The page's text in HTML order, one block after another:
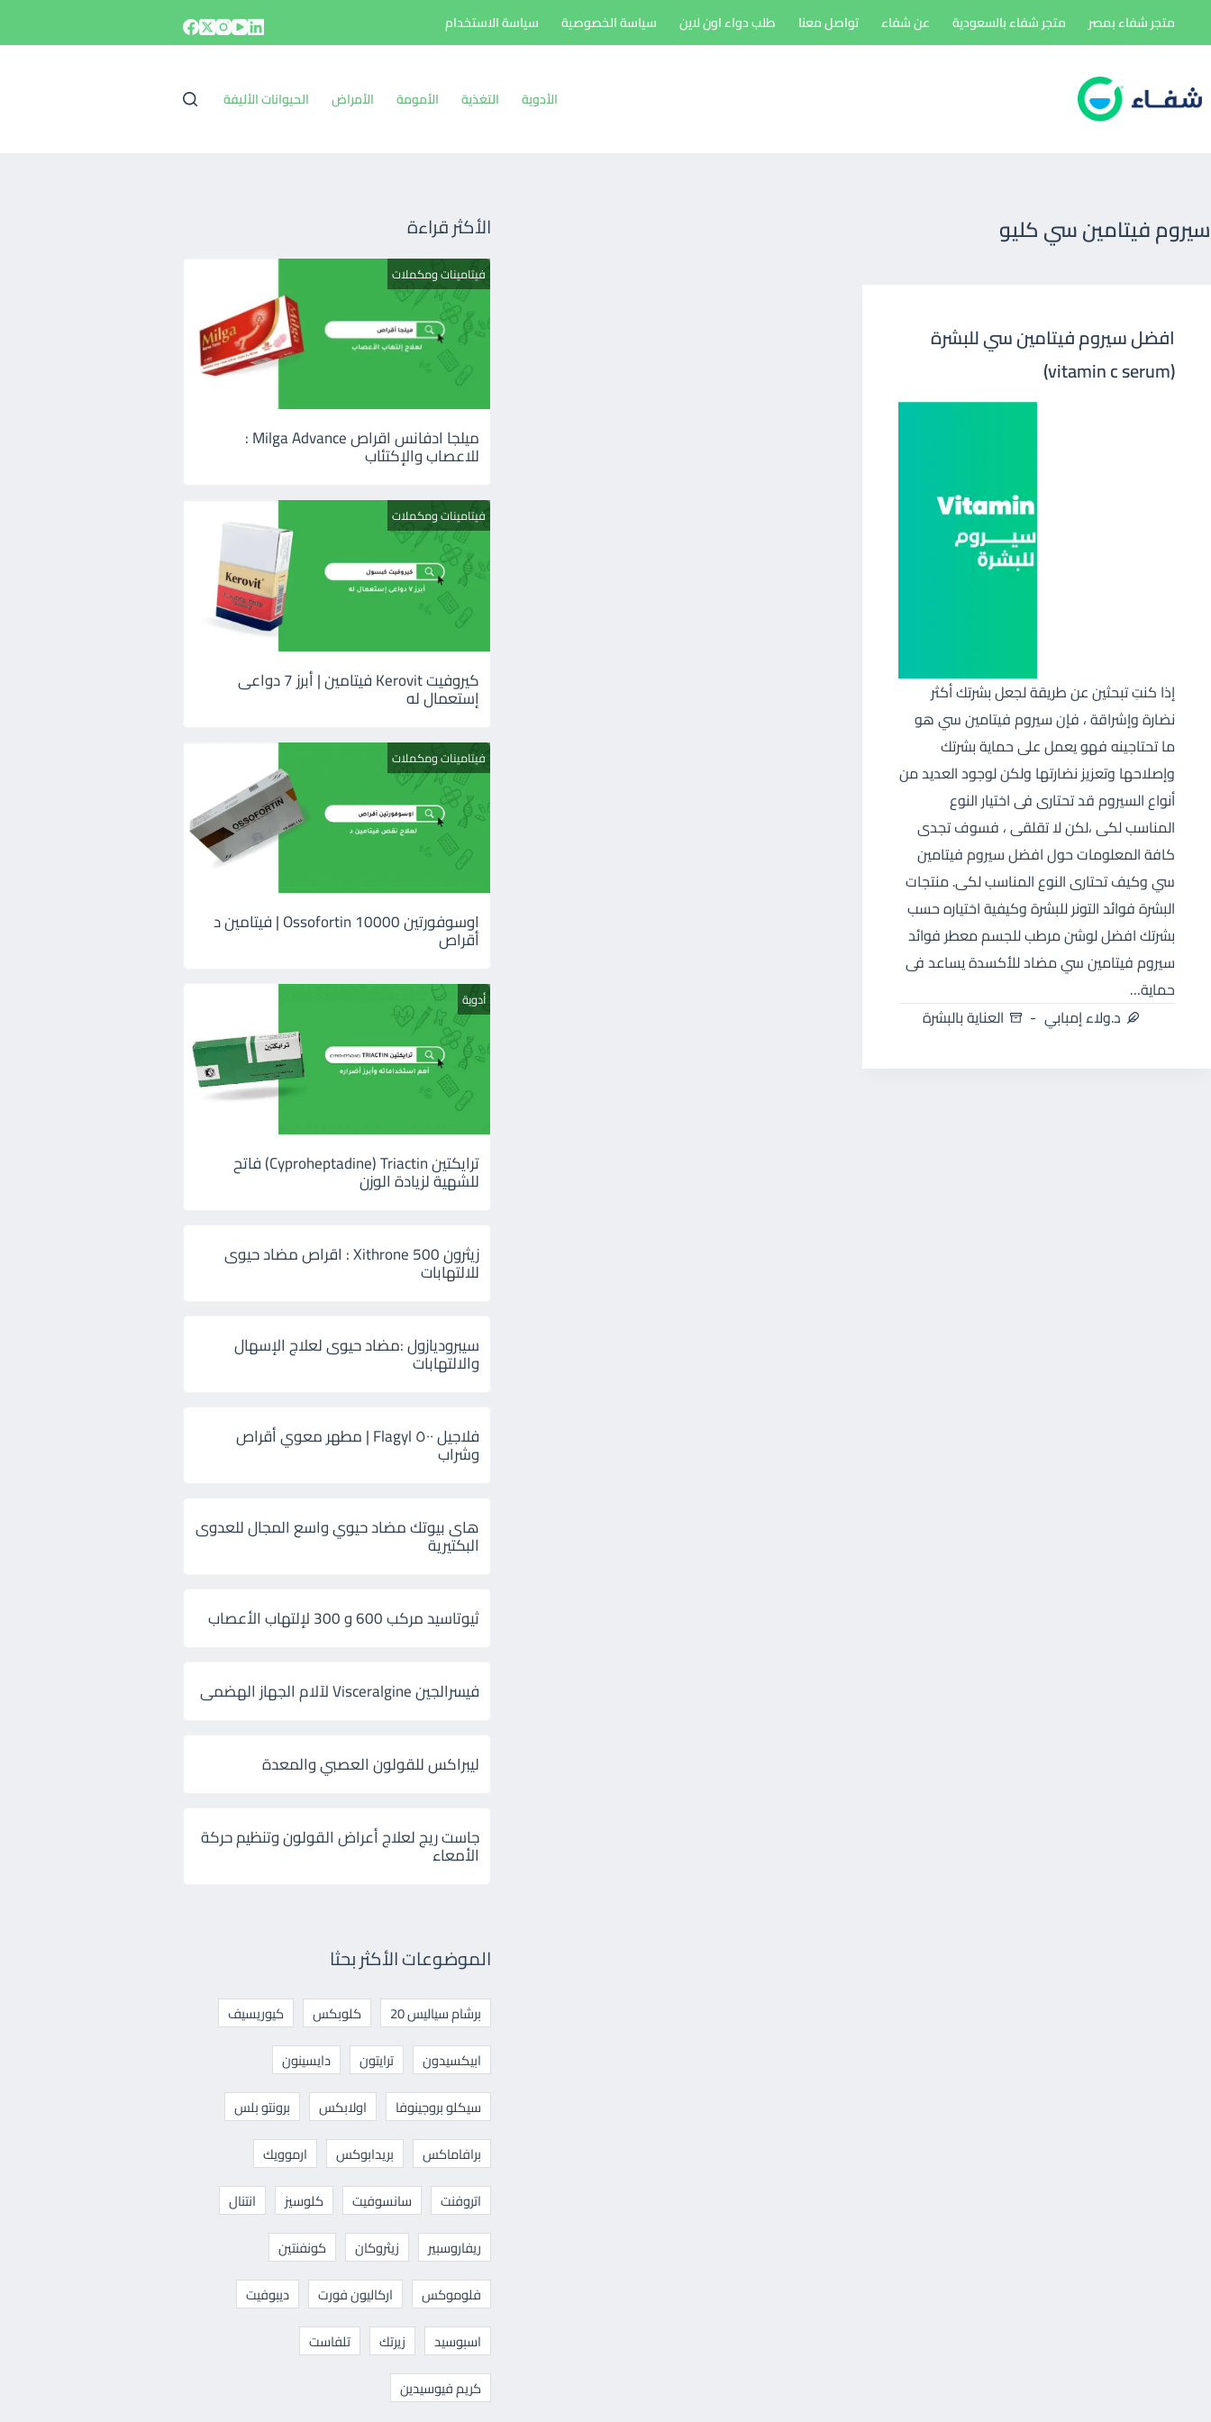
إلى
متجر شفاء بمصر متجر شفاء بالسعودية عن شفاء تواصل معنا طلب دواء اون لاين سياسة الخصوصية سياسة الاستخدام
الأدوية التغذية الأمومة الأمراض الحيوانات الأليفة
سيروم فيتامين سي كليو
افضل سيروم فيتامين سي للبشرة
(vitamin c serum)
إذا كنتِ تبحثين عن طريقة لجعل بشرتك أكثر
نضارة وإشراقة ، فإن سيروم فيتامين سي هو
ما تحتاجينه فهو يعمل على حماية بشرتك
وإصلاحها وتعزيز نضارتها ولكن لوجود العديد من
أنواع السيروم قد تحتارى فى اختيار النوع
المناسب لكى ،لكن لا تقلقى ، فسوف تجدى
كافة المعلومات حول افضل سيروم فيتامين
سي وكيف تحتارى النوع المناسب لكى. منتجات
البشرة فوائد التونر للبشرة وكيفية اختياره حسب
بشرتك افضل لوشن مرطب للجسم معطر فوائد
سيروم فيتامين سي مضاد للأكسدة يساعد فى
حماية…
د.ولاء إمبابي
العناية بالبشرة
الأكثر قراءة
فيتامينات ومكملات
ميلجا ادفانس اقراص Milga Advance :
للاعصاب والإكتئاب
فيتامينات ومكملات
كيروفيت Kerovit فيتامين | أبرز 7 دواعى
إستعمال له
فيتامينات ومكملات
اوسوفورتين 10000 Ossofortin | فيتامين د
أقراص
أدوية
ترايكتين Cyproheptadine) Triactin) فاتح
للشهية لزيادة الوزن
زيثرون 500 Xithrone : اقراص مضاد حيوى
للالتهابات
سيبروديازول :مضاد حيوى لعلاج الإسهال
والالتهابات
فلاجيل ٥٠٠ Flagyl | مطهر معوي أقراص
وشراب
هاى بيوتك مضاد حيوي واسع المجال للعدوى
البكتيرية
ثيوتاسيد مركب 600 و 300 لإلتهاب الأعصاب
فيسرالجين Visceralgine لآلام الجهاز الهضمى
ليبراكس للقولون العصبي والمعدة
جاست ريج لعلاج أعراض القولون وتنظيم حركة
الأمعاء
الموضوعات الأكثر بحثا
برشام سياليس 20 كلوبكس
كيوريسيف
ابيكسيدون
ترايتون
دايسينون
سيكلو بروجينوفا
اولابكس
برونتو بلس
برافاماكس
بريدابوكس
ارموويك
اتروفنت
سانسوفيت كلوسيز
انتنال
ريفاروسبير
زيثروكان
كونفنتين
فلوموكس
اركاليون فورت
ديبوفيت
اسبوسيد
زيرتك
تلفاست
كريم فيوسيدين